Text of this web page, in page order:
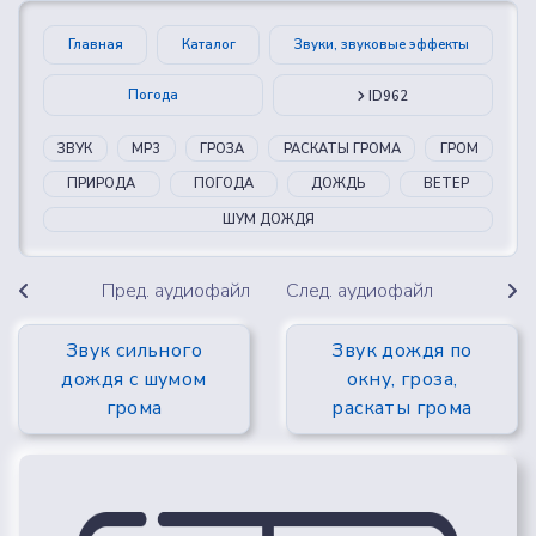
Главная Каталог Звуки, звуковые эффекты
Погода ID962
ЗВУК MP3 ГРОЗА РАСКАТЫ ГРОМА
ГРОМ
ПРИРОДА
ПОГОДА ДОЖДЬ
ВЕТЕР
ШУМ ДОЖДЯ
Пред. аудиофайл
Звук сильного
дождя с шумом
грома
След. аудиофайл
Звук дождя по
окну, гроза,
раскаты грома